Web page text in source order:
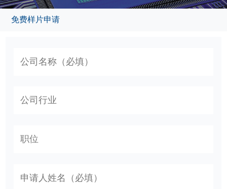
免费样片申请